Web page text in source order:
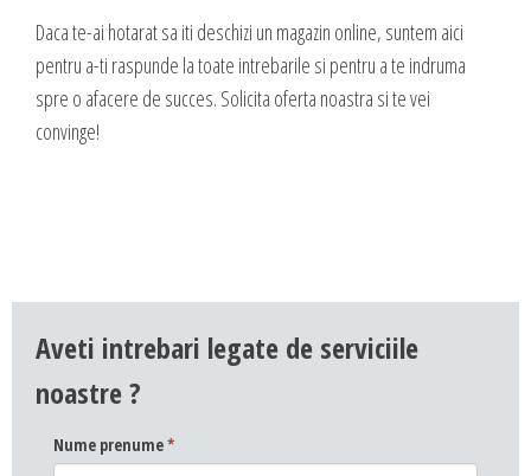
021 310 72 37
DESIGN & PRINTING
Identitate vizuala, imagine
Daca te-ai hotarat sa iti deschizi un magazin online, suntem aici
pentru a-ti raspunde la toate intrebarile si pentru a te indruma
spre o afacere de succes. Solicita oferta noastra si te vei
convinge!
Aveti intrebari legate de serviciile
noastre ?
Nume prenume*